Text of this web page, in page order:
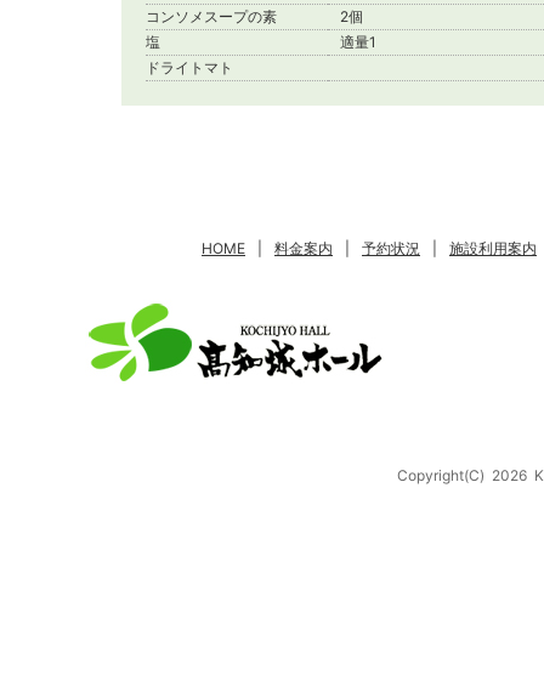
コンソメスープの素
2個
塩
適量1
ドライトマト
HOME 料金案内 予約状況 施設利用案内
Copyright(C) 2026